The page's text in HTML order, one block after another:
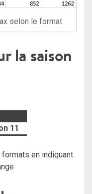
selon le format
la saison
11
en indiquant